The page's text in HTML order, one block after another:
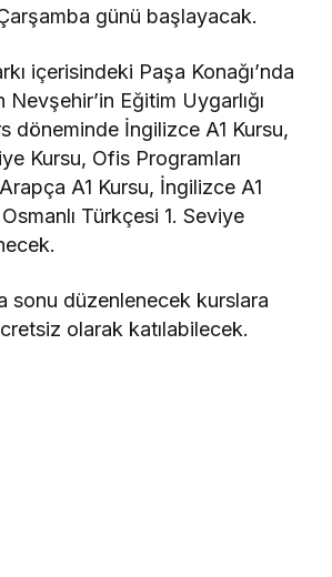
günü başlayacak.
içerisindeki Paşa Konağı’nda
Eğitim Uygarlığı
döneminde İngilizce A1 Kursu,
Kursu, Ofis Programları
Arapça A1 Kursu, İngilizce A1
Türkçesi 1. Seviye
sonu düzenlenecek kurslara
olarak katılabilecek.